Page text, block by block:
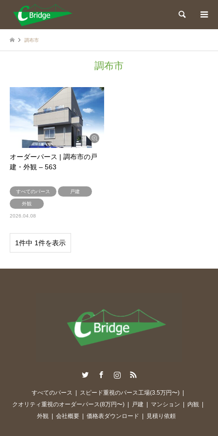
検索
調布市
調布市
オーダーパース | 調布市の戸
建・外観 – 563
すべてのパース 戸建
外観
2026.04.08
1件中 1件を表示
RSS
すべてのパース
スピード重視のパース工場(3.5万円〜)
クオリティ重視のオーダーパース(8万円〜)
戸建 マンション
内観
外観
会社概要 価格表ダウンロード 見積り依頼